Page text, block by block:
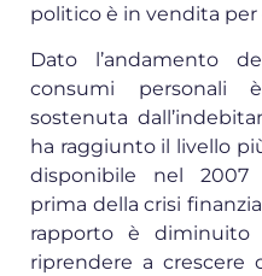
politico è in vendita per
Dato l’andamento
consumi personali
sostenuta
ha raggiunto il livello
disponibile nel 2007
prima della crisi
rapporto è
riprendere a crescere